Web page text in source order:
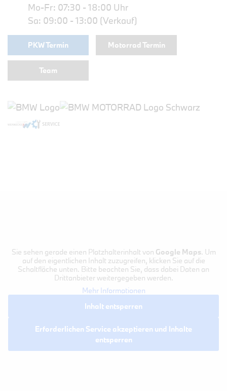
Mo-Fr: 07:30 - 18:00 Uhr
Sa: 09:00 - 13:00 (Verkauf)
PKW Termin Motorrad Termin
Team
Sie sehen gerade einen Platzhalterinhalt von Google Maps. Um
auf den eigentlichen Inhalt zuzugreifen, klicken Sie auf die
Schaltfläche unten. Bitte beachten Sie, dass dabei Daten an
Drittanbieter weitergegeben werden.
Mehr Informationen
Inhalt entsperren
Erforderlichen Service akzeptieren und Inhalte
entsperren